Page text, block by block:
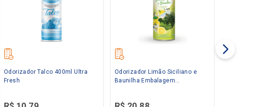
Odorizador Talco 400ml Ultra
Fresh
Odorizador Limão Siciliano e
Baunilha Embalagem